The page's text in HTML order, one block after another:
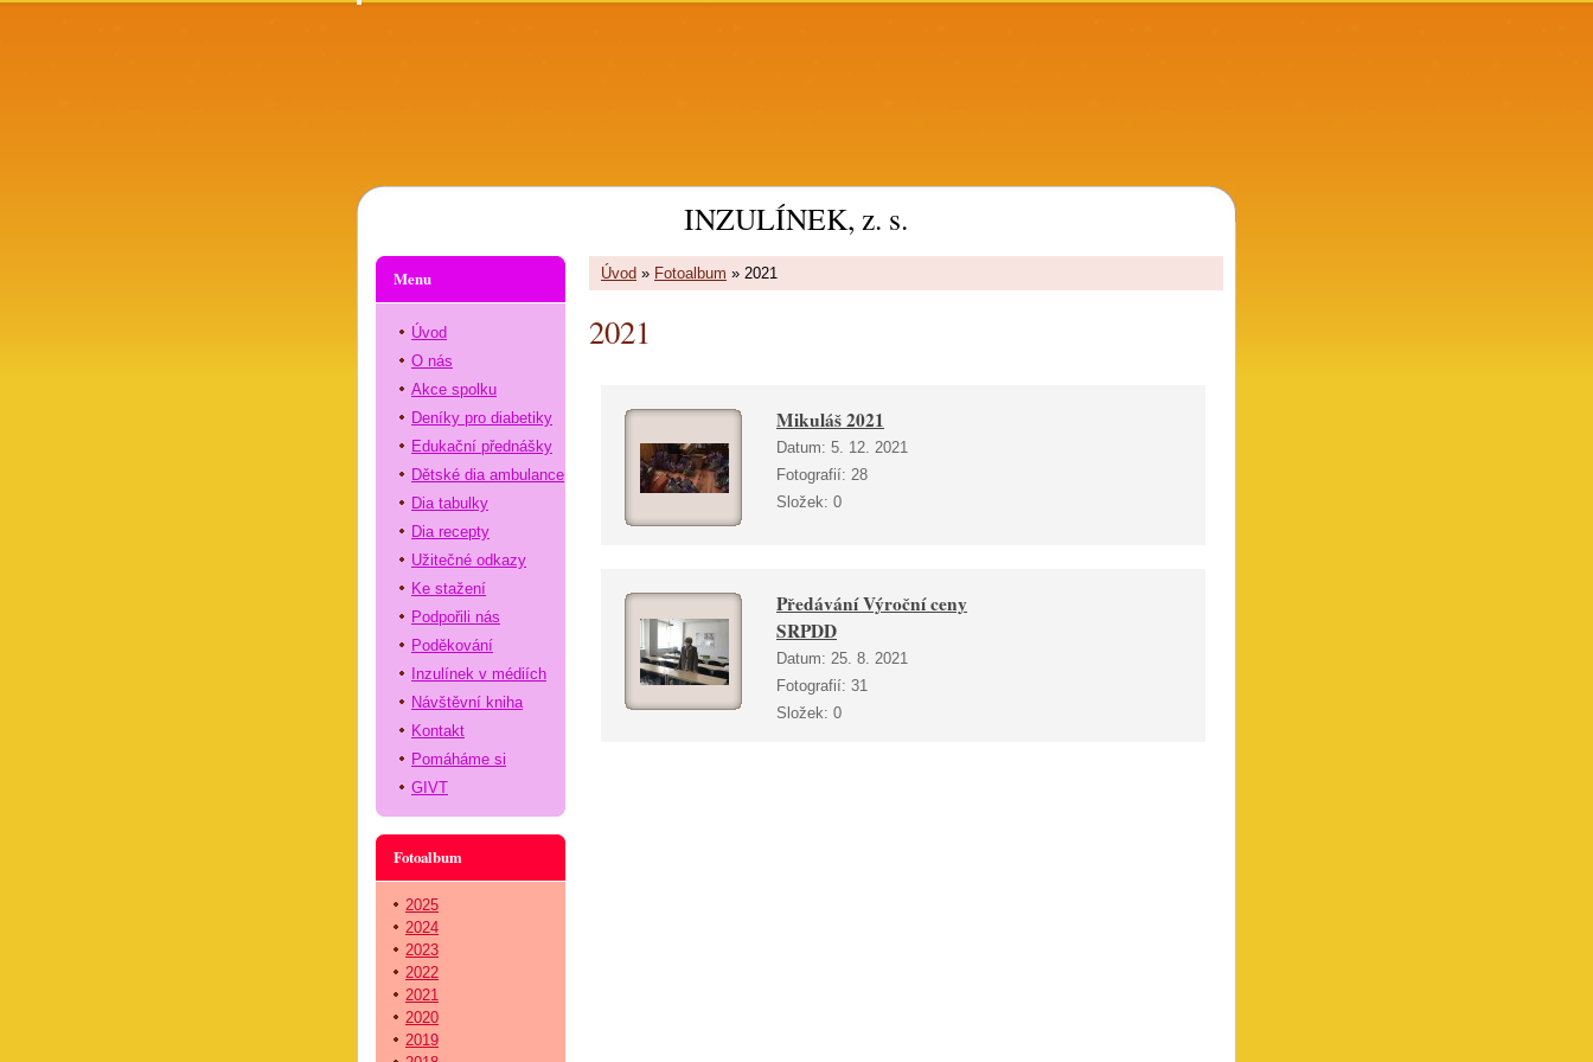
INZULÍNEK, z. s.
Úvod » Fotoalbum » 2021
2021
Mikuláš 2021
Datum: 5. 12. 2021
Fotografií: 28
Složek: 0
Předávání Výroční ceny
SRPDD
Datum: 25. 8. 2021
Fotografií: 31
Složek: 0
Menu
Úvod
O nás
Akce spolku
Deníky pro diabetiky
Edukační přednášky
Dětské dia ambulance
Dia tabulky
Dia recepty
Užitečné odkazy
Ke stažení
Podpořili nás
Poděkování
Inzulínek v médiích
Návštěvní kniha
Kontakt
Pomáháme si
GIVT
Fotoalbum
2025
2024
2023
2022
2021
2020
2019